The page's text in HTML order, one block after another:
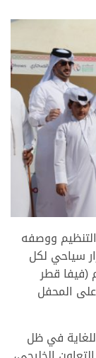
ووصفه
سياحي لكل
(فيفا قطر
على المحفل
في ظل